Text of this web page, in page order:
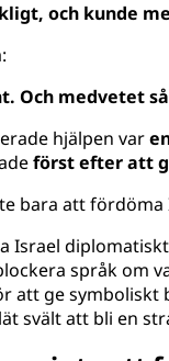
och kunde
Och medvetet
hjälpen var
först efter att
bara att
Israel
språk om
att ge symboliskt
svält att bli en